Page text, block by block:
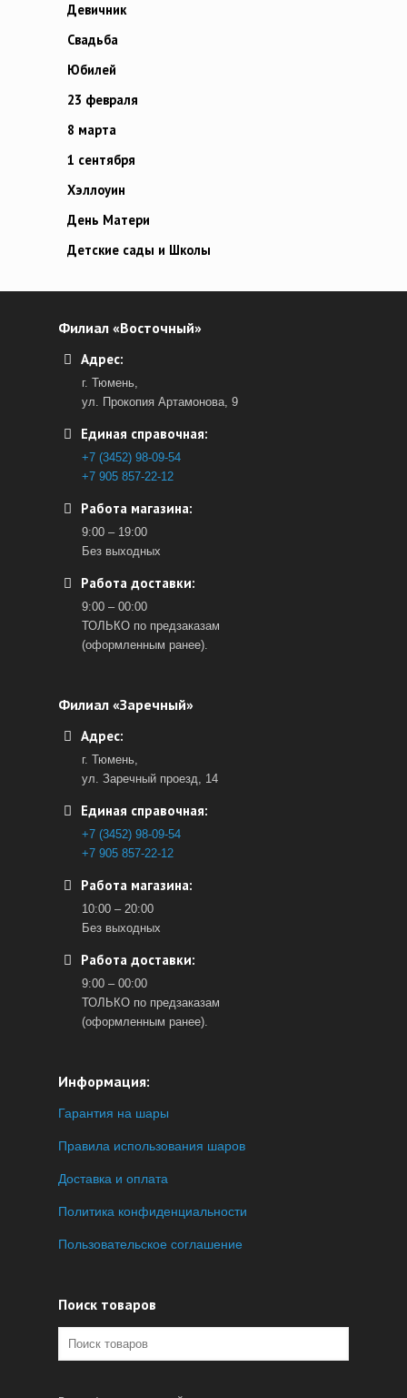
Девичник
Свадьба
Юбилей
23 февраля
8 марта
1 сентября
Хэллоуин
День Матери
Детские сады и Школы
Филиал «Восточный»
Адрес:
г. Тюмень,
ул. Прокопия Артамонова, 9
Единая справочная:
+7 (3452) 98-09-54
+7 905 857-22-12
Работа магазина:
9:00 – 19:00
Без выходных
Работа доставки:
9:00 – 00:00
ТОЛЬКО по предзаказам
(оформленным ранее).
Филиал «Заречный»
Адрес:
г. Тюмень,
ул. Заречный проезд, 14
Единая справочная:
+7 (3452) 98-09-54
+7 905 857-22-12
Работа магазина:
10:00 – 20:00
Без выходных
Работа доставки:
9:00 – 00:00
ТОЛЬКО по предзаказам
(оформленным ранее).
Информация:
Гарантия на шары
Правила использования шаров
Доставка и оплата
Политика конфиденциальности
Пользовательское соглашение
Поиск товаров